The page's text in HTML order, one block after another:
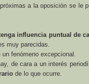
a la oposición se le
influencia puntual de
muy parecidas.
fenómeno excepcional.
de cara a un interés
de lo que ocurre.